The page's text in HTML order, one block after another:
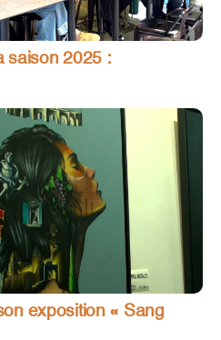
saison 2025 :
exposition « Sang